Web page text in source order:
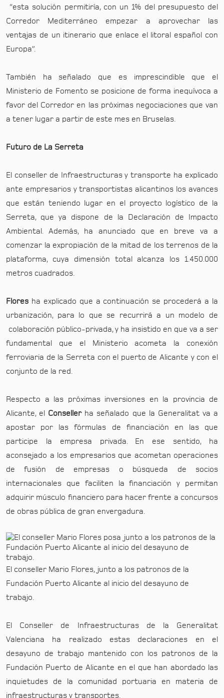
“esta solución permitiría, con un 1% del presupuesto del
Corredor Mediterráneo empezar a aprovechar las
ventajas de un itinerario que enlace el litoral español con
Europa”.
También ha señalado que es imprescindible que el
Ministerio de Fomento se posicione de forma inequívoca a
favor del Corredor en las próximas negociaciones que van
a tener lugar a partir de este mes en Bruselas.
Futuro de La Serreta
El conseller de Infraestructuras y transporte ha explicado
ante empresarios y transportistas alicantinos los avances
que están teniendo lugar en el proyecto logístico de la
Serreta, que ya dispone de la Declaración de Impacto
Ambiental. Además, ha anunciado que en breve va a
comenzar la expropiación de la mitad de los terrenos de la
plataforma, cuya dimensión total alcanza los 1.450.000
metros cuadrados.
Flores ha explicado que a continuación se procederá a la
urbanización, para lo que se recurrirá a un modelo de
colaboración público-privada, y ha insistido en que va a ser
fundamental que el Ministerio acometa la conexión
ferroviaria de la Serreta con el puerto de Alicante y con el
conjunto de la red.
Respecto a las próximas inversiones en la provincia de
Alicante, el Consellerha señalado que la Generalitat va a
apostar por las fórmulas de financiación en las que
participe la empresa privada. En ese sentido, ha
aconsejado a los empresarios que acometan operaciones
de fusión de empresas o búsqueda de socios
internacionales que faciliten la financiación y permitan
adquirir músculo financiero para hacer frente a concursos
de obras pública de gran envergadura.
El conseller Mario Flores, junto a los patronos de la
Fundación Puerto Alicante al inicio del desayuno de
trabajo.
El Conseller de Infraestructuras de la Generalitat
Valenciana ha realizado estas declaraciones en el
desayuno de trabajo mantenido con los patronos de la
Fundación Puerto de Alicante en el que han abordado las
inquietudes de la comunidad portuaria en materia de
infraestructuras y transportes.